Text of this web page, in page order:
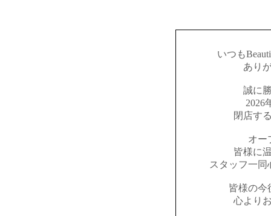
いつも
あり
誠に
2026
閉店す
オー
皆様に
スタッフ一
皆様の今
心より